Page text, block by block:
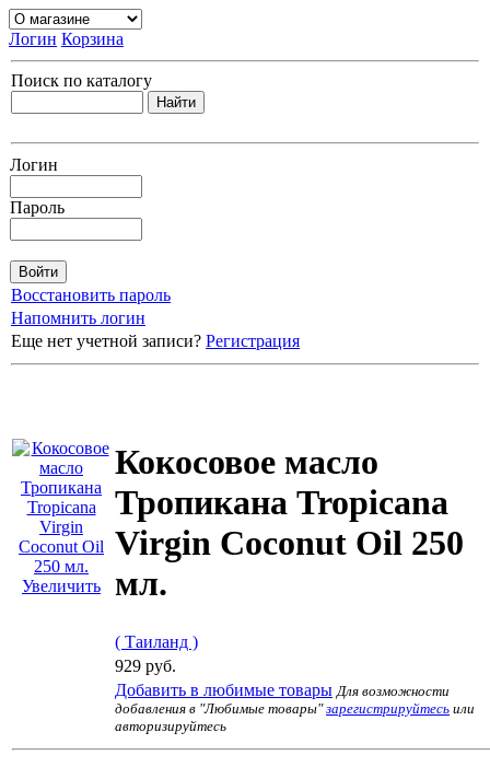
Логин Корзина
Поиск по каталогу
Логин
Пароль
Восстановить пароль
Напомнить логин
Еще нет учетной записи? Регистрация
Увеличить
Кокосовое масло
Тропикана Tropicana
Virgin Coconut Oil 250
мл.
( Таиланд )
929 руб.
Добавить в любимые товары Для возможности
добавления в "Любимые товары"зарегистрируйтесь или
авторизируйтесь